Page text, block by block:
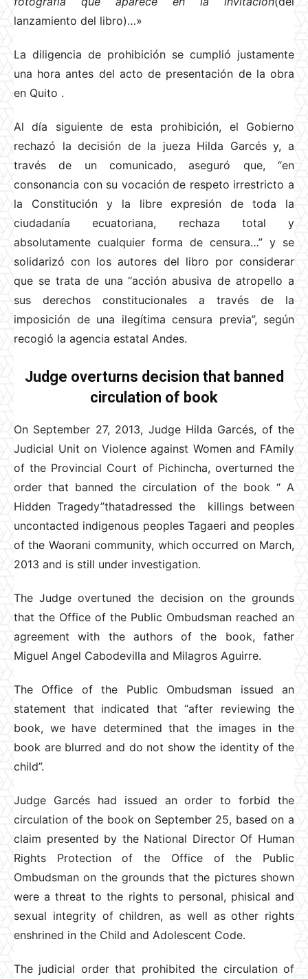
lanzamiento del libro)…»
La diligencia de prohibición se cumplió justamente
una hora antes del acto de presentación de la obra
en Quito .
Al día siguiente de esta prohibición, el Gobierno
rechazó la decisión de la jueza Hilda Garcés y, a
través de un comunicado, aseguró que, “en
consonancia con su vocación de respeto irrestricto a
la Constitución y la libre expresión de toda la
ciudadanía ecuatoriana, rechaza total y
absolutamente cualquier forma de censura…” y se
solidarizó con los autores del libro por considerar
que se trata de una “acción abusiva de atropello a
sus derechos constitucionales a través de la
imposición de una ilegítima censura previa”, según
recogió la agencia estatal Andes.
Judge overturns decision that banned
circulation of book
On September 27, 2013, Judge Hilda Garcés, of the
Judicial Unit on Violence against Women and FAmily
of the Provincial Court of Pichincha, overturned the
order that banned the circulation of the book “ A
Hidden Tragedy”thatadressed the killings between
uncontacted indigenous peoples Tagaeri and peoples
of the Waorani community, which occurred on March,
2013 and is still under investigation.
The Judge overtuned the decision on the grounds
that the Office of the Public Ombudsman reached an
agreement with the authors of the book, father
Miguel Angel Cabodevilla and Milagros Aguirre.
The Office of the Public Ombudsman issued an
statement that indicated that “after reviewing the
book, we have determined that the images in the
book are blurred and do not show the identity of the
child”.
Judge Garcés had issued an order to forbid the
circulation of the book on September 25, based on a
claim presented by the National Director Of Human
Rights Protection of the Office of the Public
Ombudsman on the grounds that the pictures shown
were a threat to the rights to personal, phisical and
sexual integrity of children, as well as other rights
enshrined in the Child and Adolescent Code.
The judicial order that prohibited the circulation of